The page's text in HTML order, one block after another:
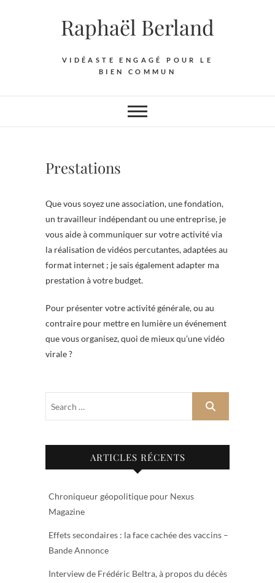
Raphaël Berland
VIDÉASTE ENGAGÉ POUR LE
BIEN COMMUN
Prestations
Que vous soyez une association, une fondation,
un travailleur indépendant ou une entreprise, je
vous aide à communiquer sur votre activité via
la réalisation de vidéos percutantes, adaptées au
format internet ; je sais également adapter ma
prestation à votre budget.
Pour présenter votre activité générale, ou au
contraire pour mettre en lumière un événement
que vous organisez, quoi de mieux qu’une vidéo
virale ?
ARTICLES RÉCENTS
Chroniqueur géopolitique pour Nexus
Magazine
Effets secondaires : la face cachée des vaccins –
Bande Annonce
Interview de Frédéric Beltra, à propos du décès